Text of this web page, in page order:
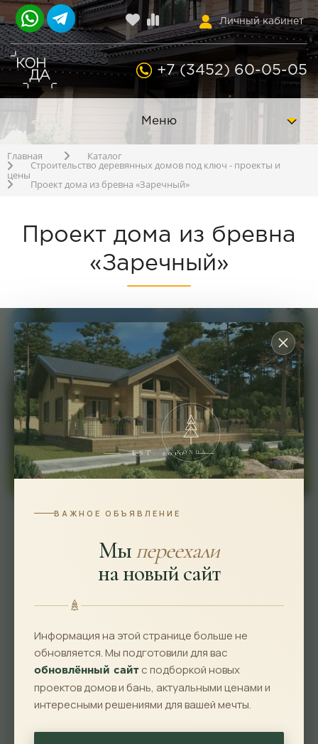
Личный кабинет
+7 (3452) 60-05-05
Меню
Главная Каталог
Строительство деревянных домов под ключ - проекты и
цены
Проект дома из бревна «Заречный»
Проект дома из бревна
«Заречный»
KONDA
EST. 2010
ВАЖНОЕ ОБЪЯВЛЕНИЕ
Мыпереехали
на новый сайт
Информация на этой странице больше не
обновляется. Мы подготовили для вас
обновлённый сайт с подборкой новых
проектов домов и бань, актуальными ценами и
интересными решениями для вашей мечты.
От - 5 200 000 руб.
130 м 8x9 м
Санузлов
2
Комнат
3